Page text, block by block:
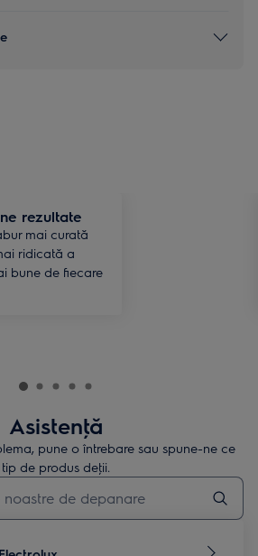
rezultate
mai curată
ridicată a
bune de fiecare
Asistenţă
pune o întrebare sau spune-ne ce
tip de produs deţii.
articles